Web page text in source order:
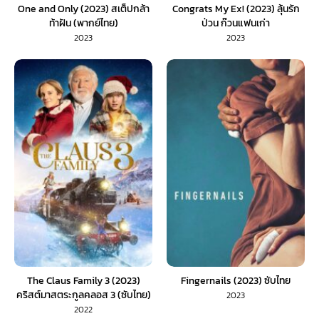
One and Only (2023) สเต็ปกล้า
ท้าฝัน (พากย์ไทย)
2023
Congrats My Ex! (2023) ลุ้นรัก
ป่วน ก๊วนแฟนเก่า
2023
The Claus Family 3 (2023)
คริสต์มาสตระกูลคลอส 3 (ซับไทย)
2022
Fingernails (2023) ซับไทย
2023